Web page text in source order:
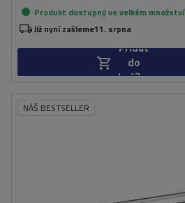
Produkt dostupný ve velkém množství
Již nyní zašleme11. srpna
Přidat
do
košíku
NÁŠ BESTSELLER